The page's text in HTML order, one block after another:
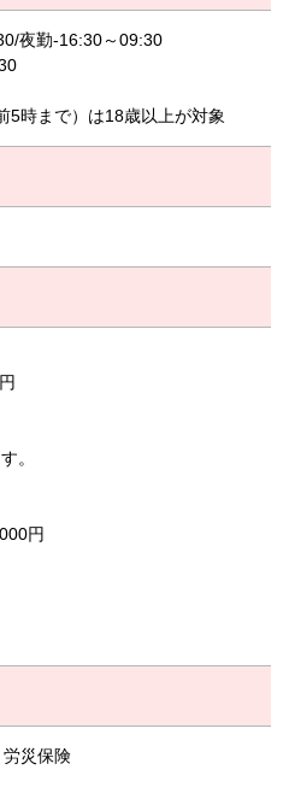
夜勤-16:30～09:30
時まで）は18歳以上が対象
。
円
労災保険